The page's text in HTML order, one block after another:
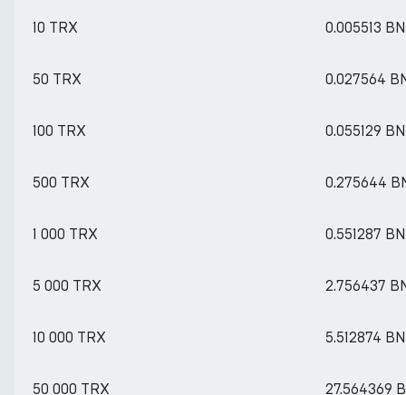
10 TRX 0.005513
50 TRX 0.027564
100 TRX 0.055129
500 TRX 0.275644
1 000 TRX 0.551287
5 000 TRX 2.756437
10 000 TRX 5.512874
50 000 TRX 27.564369